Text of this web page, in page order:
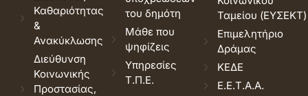
Καθαριότητας
&
Ανακύκλωσης
Διεύθυνση
Κοινωνικής
Προστασίας,
του δημότη
Μάθε που
ψηφίζεις
Υπηρεσίες
Τ.Π.Ε.
Ταμείου (ΕΥΣΕΚΤ)
Επιμελητήριο
Δράμας
ΚΕΔΕ
Ε.Ε.Τ.Α.Α.